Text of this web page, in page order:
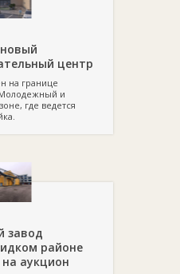
центр
на границе
и
где ведется
завод
районе
аукцион